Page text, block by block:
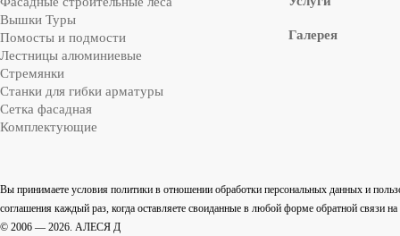
Вышки Туры
Помосты и подмости
Лестницы алюминиевые
Стремянки
Cтанки для гибки арматуры
Сетка фасадная
Комплектующие
Галерея
Вы принимаете условия политики в отношении обработки персональных данных и
соглашения каждый раз, когда оставляете своиданные в любой форме обратной связи
© 2006 — 2026. АЛЕСЯ Д